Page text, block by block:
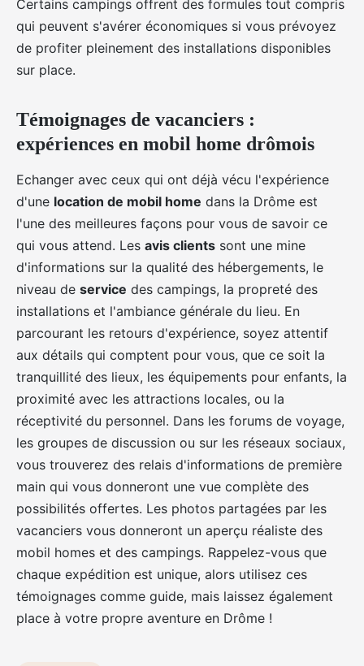
Certains campings offrent des formules tout compris
qui peuvent s'avérer économiques si vous prévoyez
de profiter pleinement des installations disponibles
sur place.
Témoignages de vacanciers :
expériences en mobil home drômois
Echanger avec ceux qui ont déjà vécu l'expérience
d'une location de mobil home dans la Drôme est
l'une des meilleures façons pour vous de savoir ce
qui vous attend. Les avis clients sont une mine
d'informations sur la qualité des hébergements, le
niveau de service des campings, la propreté des
installations et l'ambiance générale du lieu. En
parcourant les retours d'expérience, soyez attentif
aux détails qui comptent pour vous, que ce soit la
tranquillité des lieux, les équipements pour enfants, la
proximité avec les attractions locales, ou la
réceptivité du personnel. Dans les forums de voyage,
les groupes de discussion ou sur les réseaux sociaux,
vous trouverez des relais d'informations de première
main qui vous donneront une vue complète des
possibilités offertes. Les photos partagées par les
vacanciers vous donneront un aperçu réaliste des
mobil homes et des campings. Rappelez-vous que
chaque expédition est unique, alors utilisez ces
témoignages comme guide, mais laissez également
place à votre propre aventure en Drôme !